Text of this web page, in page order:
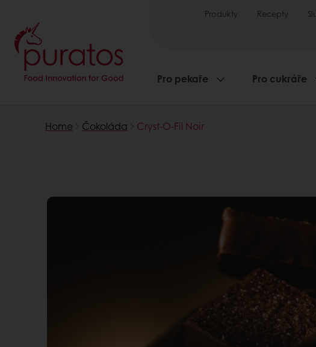
Produkty Recepty
Pro pekaře Pro cukráře
Home Čokoláda Cryst-O-Fil Noir